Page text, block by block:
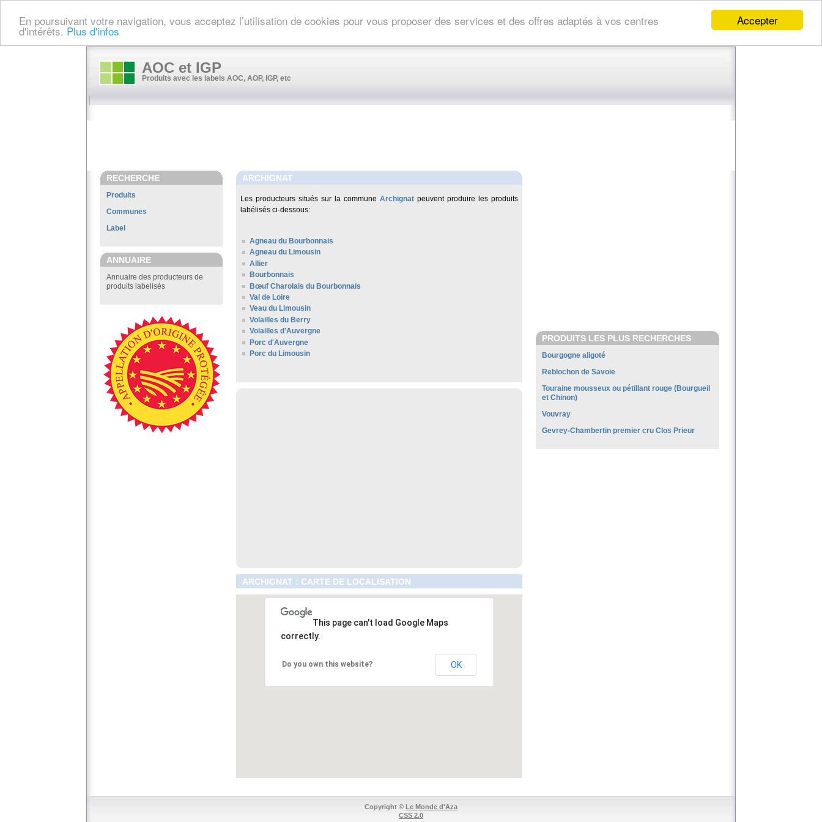
Accepter
En poursuivant votre navigation, vous acceptez l’utilisation de cookies pour vous proposer des services et des offres adaptés à vos centres
d'intérêts. Plus d'infos
AOC et IGP
Produits avec les labels AOC, AOP, IGP, etc
RECHERCHE
Produits
Communes
Label
ANNUAIRE
Annuaire des producteurs de
produits labelisés
ARCHIGNAT
Les producteurs situés sur la commune Archignat peuvent produire les produits
labélisés ci-dessous:
Agneau du Bourbonnais
Agneau du Limousin
Allier
Bourbonnais
Bœuf Charolais du Bourbonnais
Val de Loire
Veau du Limousin
Volailles du Berry
Volailles d’Auvergne
Porc d'Auvergne
Porc du Limousin
ARCHIGNAT : CARTE DE LOCALISATION
This page can't load Google Maps
correctly.
Do you own this website? OK
PRODUITS LES PLUS RECHERCHES
Bourgogne aligoté
Reblochon de Savoie
Touraine mousseux ou pétillant rouge (Bourgueil
et Chinon)
Vouvray
Gevrey-Chambertin premier cru Clos Prieur
Copyright © Le Monde d'Aza
CSS 2.0